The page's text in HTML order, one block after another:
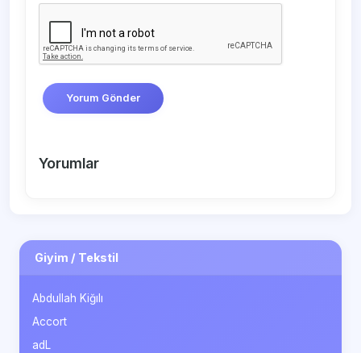
Yorum Gönder
Yorumlar
Giyim / Tekstil
Abdullah Kiğılı
Accort
adL